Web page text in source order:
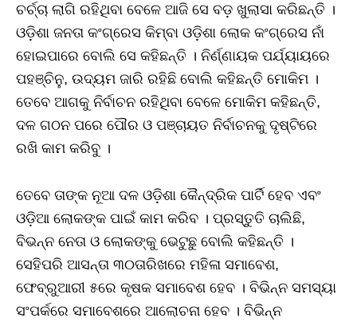
ଚର୍ଚ୍ଚା ଲାଗି ରହିଥିବା ବେଳେ ଆଜି ସେ ବଡ଼ ଖୁଲାସା କରିଛନ୍ତି ।
ଓଡ଼ିଶା ଜନତା କଂଗ୍ରେସ କିମ୍ବା ଓଡ଼ିଶା ଲୋକ କଂଗ୍ରେସ ନାଁ
ହୋଇପାରେ ବୋଲି ସେ କହିଛନ୍ତି । ନିର୍ଣ୍ଣାୟକ ପର୍ଯ୍ୟାୟରେ
ପହଞ୍ଚିନୁ, ଉଦ୍ୟମ ଜାରି ରହିଛି ବୋଲି କହିଛନ୍ତି ମୋକିମ ।
ତେବେ ଆଗକୁ ନିର୍ବାଚନ ରହିଥିବା ବେଳେ ମୋକିମ କହିଛନ୍ତି,
ଦଳ ଗଠନ ପରେ ପୌର ଓ ପଞ୍ଚାୟତ ନିର୍ବାଚନକୁ ଦୃଷ୍ଟିରେ
ରଖି କାମ କରିବୁ ।
ତେବେ ତାଙ୍କ ନୂଆ ଦଳ ଓଡ଼ିଶା କୈନ୍ଦ୍ରିକ ପାର୍ଟି ହେବ ଏବଂ
ଓଡ଼ିଆ ଲୋକଙ୍କ ପାଇଁ କାମ କରିବ । ପ୍ରସ୍ତୁତି ଚାଲିଛି,
ବିଭନ୍ନ ନେତା ଓ ଲୋକଙ୍କୁ ଭେଟୁଛୁ ବୋଲି କହିଛନ୍ତି ।
ସେହିପରି ଆସନ୍ତା ୩୦ତାରିଖରେ ମହିଳା ସମାବେଶ,
ଫେବ୍ରୁଆରୀ ୫ରେ କୃଷକ ସମାବେଶ ହେବ । ବିଭିନ୍ନ ସମସ୍ୟା
ସଂପର୍କରେ ସମାବେଶରେ ଆଲୋଚନା ହେବ । ବିଭିନ୍ନ